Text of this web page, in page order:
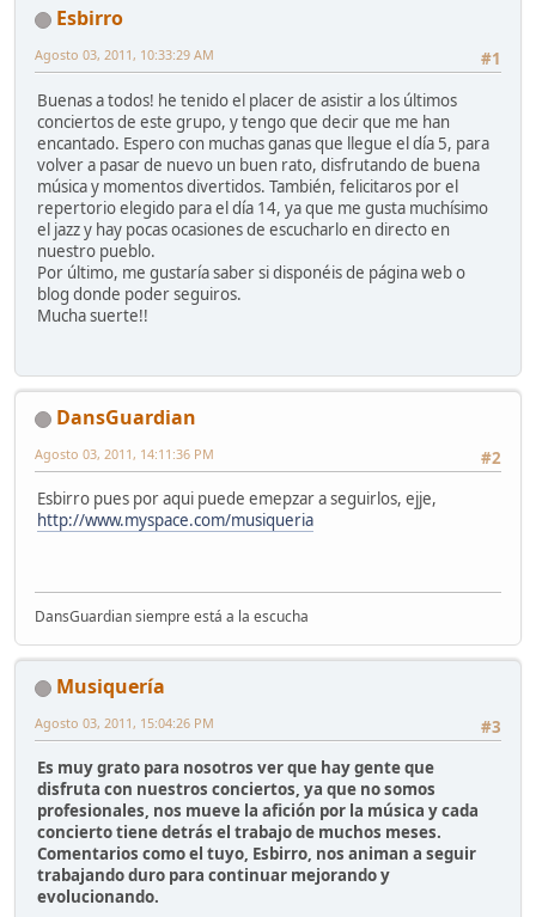
Esbirro
#1
Agosto 03, 2011, 10:33:29 AM
Buenas a todos! he tenido el placer de asistir a los últimos
conciertos de este grupo, y tengo que decir que me han
encantado. Espero con muchas ganas que llegue el día 5, para
volver a pasar de nuevo un buen rato, disfrutando de buena
música y momentos divertidos. También, felicitaros por el
repertorio elegido para el día 14, ya que me gusta muchísimo
el jazz y hay pocas ocasiones de escucharlo en directo en
nuestro pueblo.
Por último, me gustaría saber si disponéis de página web o
blog donde poder seguiros.
Mucha suerte!!
DansGuardian
#2
Agosto 03, 2011, 14:11:36 PM
Esbirro pues por aqui puede emepzar a seguirlos, ejje,
http://www.myspace.com/musiqueria
DansGuardian siempre está a la escucha
Musiquería
#3
Agosto 03, 2011, 15:04:26 PM
Es muy grato para nosotros ver que hay gente que
disfruta con nuestros conciertos, ya que no somos
profesionales, nos mueve la afición por la música y cada
concierto tiene detrás el trabajo de muchos meses.
Comentarios como el tuyo, Esbirro, nos animan a seguir
trabajando duro para continuar mejorando y
evolucionando.